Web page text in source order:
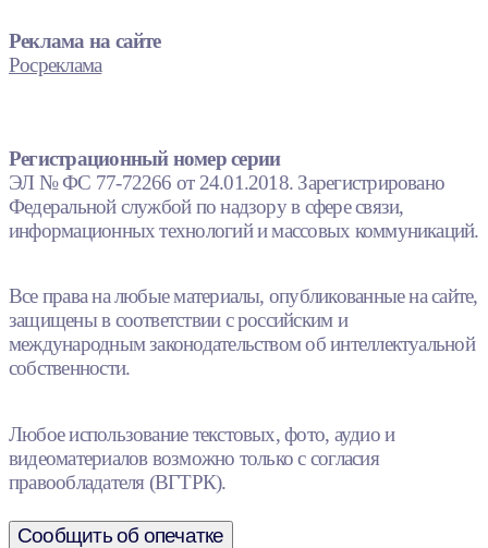
Реклама на сайте
Росреклама
Регистрационный номер серии
ЭЛ № ФС 77-72266 от 24.01.2018. Зарегистрировано
Федеральной службой по надзору в сфере связи,
информационных технологий и массовых коммуникаций.
Все права на любые материалы, опубликованные на сайте,
защищены в соответствии с российским и
международным законодательством об интеллектуальной
собственности.
Любое использование текстовых, фото, аудио и
видеоматериалов возможно только с согласия
правообладателя (ВГТРК).
Сообщить об опечатке